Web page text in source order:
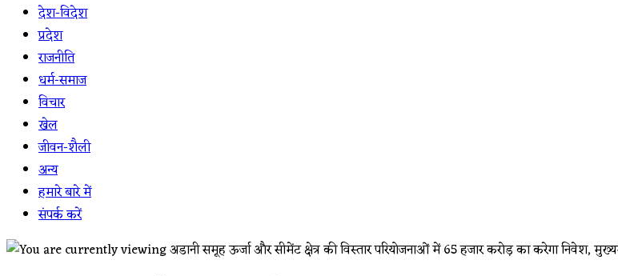
देश-विदेश
प्रदेश
राजनीति
धर्म-समाज
विचार
खेल
जीवन-शैली
अन्य
हमारे बारे में
संपर्क करें